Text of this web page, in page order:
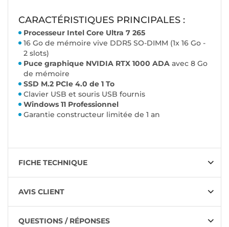
CARACTÉRISTIQUES PRINCIPALES :
Processeur Intel Core Ultra 7 265
16 Go de mémoire vive DDR5 SO-DIMM (1x 16 Go -
2 slots)
Puce graphique NVIDIA RTX 1000 ADA avec 8 Go
de mémoire
SSD M.2 PCIe 4.0 de 1 To
Clavier USB et souris USB fournis
Windows 11 Professionnel
Garantie constructeur limitée de 1 an
FICHE TECHNIQUE
AVIS CLIENT
QUESTIONS / RÉPONSES